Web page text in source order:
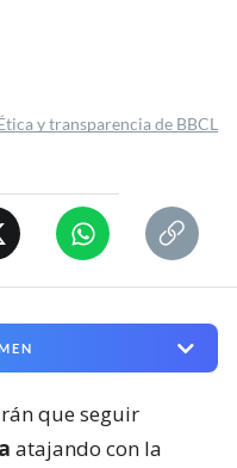
y transparencia de BBCL
que seguir
atajando con la